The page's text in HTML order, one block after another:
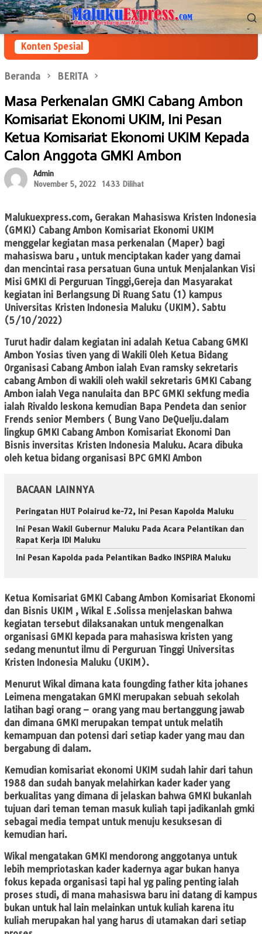
Loncat
ke
konten
Menu
Mobile
Konten Spesial
Beranda BERITA
Masa Perkenalan GMKI Cabang Ambon
Komisariat Ekonomi UKIM, Ini Pesan
Ketua Komisariat Ekonomi UKIM Kepada
Calon Anggota GMKI Ambon
Admin
November 5, 2022
1433 Dilihat
Malukuexpress.com, Gerakan Mahasiswa Kristen Indonesia
(GMKI) Cabang Ambon Komisariat Ekonomi UKIM
menggelar kegiatan masa perkenalan (Maper) bagi
mahasiswa baru , untuk menciptakan kader yang damai
dan mencintai rasa persatuan Guna untuk Menjalankan Visi
Misi GMKI di Perguruan Tinggi,Gereja dan Masyarakat
kegiatan ini Berlangsung Di Ruang Satu (1) kampus
Universitas Kristen Indonesia Maluku (UKIM). Sabtu
(5/10/2022)
Turut hadir dalam kegiatan ini adalah Ketua Cabang GMKI
Ambon Yosias tiven yang di Wakili Oleh Ketua Bidang
Organisasi Cabang Ambon ialah Evan ramsky sekretaris
cabang Ambon di wakili oleh wakil sekretaris GMKI Cabang
Ambon ialah Vega nanulaita dan BPC GMKI sekfung media
ialah Rivaldo leskona kemudian Bapa Pendeta dan senior
Frends senior Members ( Bung Vano DeQuelju.dalam
lingkup GMKI Cabang Ambon Komisariat Ekonomi Dan
Bisnis inversitas Kristen Indonesia Maluku. Acara dibuka
oleh ketua bidang organisasi BPC GMKI Ambon
BACAAN LAINNYA
Peringatan HUT Polairud ke-72, Ini Pesan Kapolda Maluku
Ini Pesan Wakil Gubernur Maluku Pada Acara Pelantikan dan
Rapat Kerja IDI Maluku
Ini Pesan Kapolda pada Pelantikan Badko INSPIRA Maluku
Ketua Komisariat GMKI Cabang Ambon Komisariat Ekonomi
dan Bisnis UKIM , Wikal E .Solissa menjelaskan bahwa
kegiatan tersebut dilaksanakan untuk mengenalkan
organisasi GMKI kepada para mahasiswa kristen yang
sedang menuntut ilmu di Perguruan Tinggi Universitas
Kristen Indonesia Maluku (UKIM).
Menurut Wikal dimana kata foungding father kita johanes
Leimena mengatakan GMKI merupakan sebuah sekolah
latihan bagi orang – orang yang mau bertanggung jawab
dan dimana GMKI merupakan tempat untuk melatih
kemampuan dan potensi dari setiap kader yang mau dan
bergabung di dalam.
Kemudian komisariat ekonomi UKIM sudah lahir dari tahun
1988 dan sudah banyak melahirkan kader kader yang
berkualitas yang dimana di jelaskan bahwa GMKI bukanlah
tujuan dari teman teman masuk kuliah tapi jadikanlah gmki
sebagai media tempat untuk menuju kesuksesan di
kemudian hari.
Wikal mengatakan GMKI mendorong anggotanya untuk
lebih mempriotaskan kader kadernya agar bukan hanya
fokus kepada organisasi tapi hal yg paling penting ialah
proses studi, di mana mahasiswa baru ini datang di kampus
bukan untuk hal lain melainkan untuk kuliah karena itu
kuliah merupakan hal yang harus di utamakan dari setiap